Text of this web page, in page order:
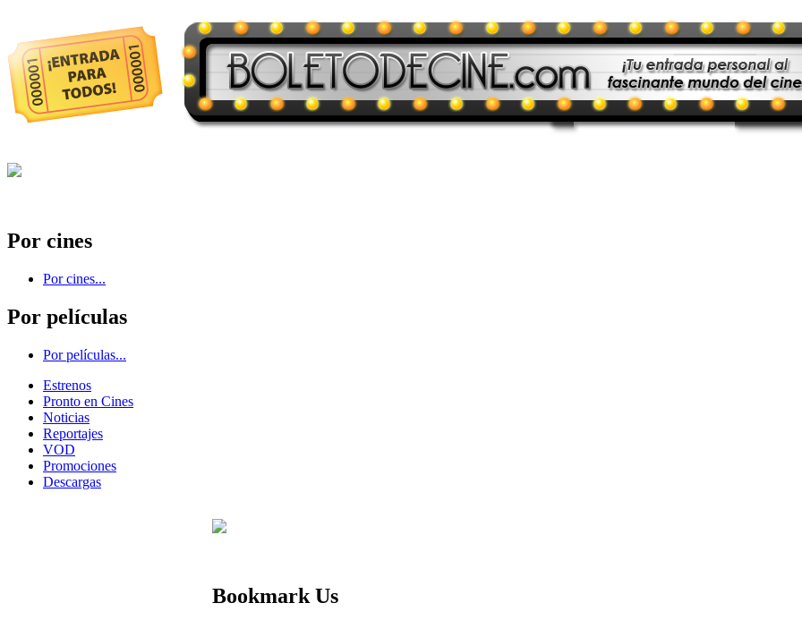
Por cines
Por cines...
Por películas
Por películas...
Estrenos
Pronto en Cines
Noticias
Reportajes
VOD
Promociones
Descargas
Bookmark Us